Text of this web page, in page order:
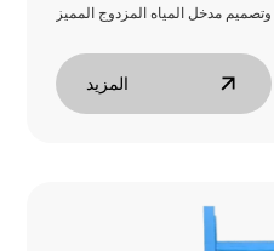
المزيد